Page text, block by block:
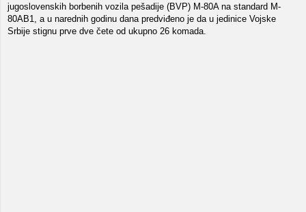
jugoslovenskih borbenih vozila pešadije (BVP) M-80A na standard M-
80AB1, a u narednih godinu dana predviđeno je da u jedinice Vojske
Srbije stignu prve dve čete od ukupno 26 komada.